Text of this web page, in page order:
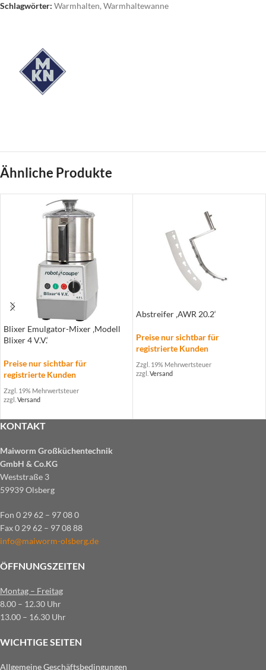
Schlagwörter: Warmhalten, Warmhaltewanne
Ähnliche Produkte
Blixer Emulgator-Mixer ‚Modell
Blixer 4 V.V.‘
Preise nur sichtbar für
registrierte Kunden
Zzgl. 19% Mehrwertsteuer
zzgl. Versand
Abstreifer ‚AWR 20.2‘
Preise nur sichtbar für
registrierte Kunden
Zzgl. 19% Mehrwertsteuer
zzgl. Versand
KONTAKT
Maiworm Großküchentechnik
GmbH & Co.KG
Weststraße 3
59939 Olsberg
Fon 0 29 62 – 97 08 0
Fax 0 29 62 – 97 08 88
info@maiworm-olsberg.de
ÖFFNUNGSZEITEN
Montag – Freitag
8.00 – 12.30 Uhr
13.00 – 16.30 Uhr
WICHTIGE SEITEN
Allgemeine Geschäftsbedingungen